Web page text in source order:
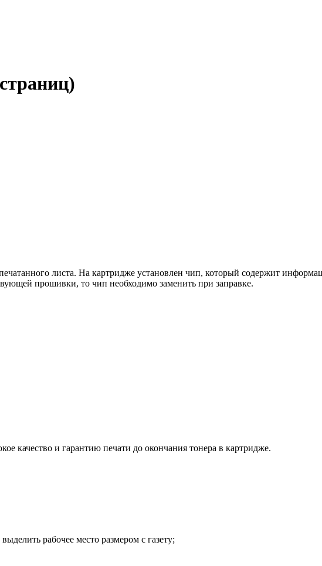
листа. На картридже установлен чип, который содержит
прошивки, то чип необходимо заменить при заправке.
качество и гарантию печати до окончания тонера в картридже.
рабочее место размером с газету;